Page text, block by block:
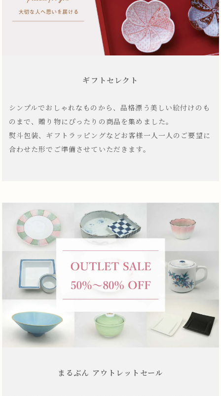
ギフトセレクト
シンプルでおしゃれなものから、品格漂う美しい絵付けのも
のまで、贈り物にぴったりの商品を集めました。
熨斗包装、ギフトラッピングなどお客様一人一人のご要望に
合わせた形でご準備させていただきます。
まるぶん アウトレットセール